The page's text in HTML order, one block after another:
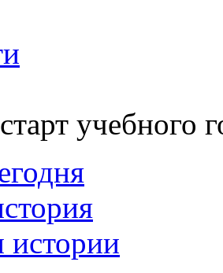
учебного
истории